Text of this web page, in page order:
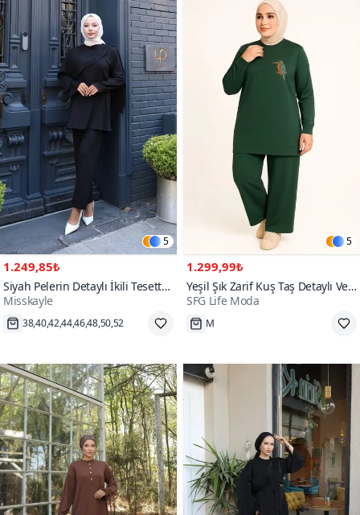
5
1.249,85₺
Siyah Pelerin Detaylı İkili Tesettür
Takım
Misskayle
38,40,42,44,46,48,50,52
5
1.299,99₺
Yeşil Şık Zarif Kuş Taş Detaylı Ve
Bisiklet Yaka Tunik Pantolon İkili
Tesettür Takım
SFG Life Moda
M